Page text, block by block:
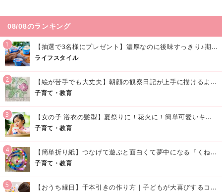
08/08のランキング
1 【抽選で3名様にプレゼント】濃厚なのに後味すっきり♪期間限定の「メイトーのなめらかプリン カルピス®入りソース」で夏を味わおう！
ライフスタイル
2 【絵が苦手でも大丈夫】朝顔の観察日記が上手に描けるようになる方法｜イラスト付き
子育て・教育
3 【女の子 浴衣の髪型】夏祭りに！花火に！簡単可愛いキッズの浴衣ヘアアレンジまとめ
子育て・教育
4 【簡単折り紙】つなげて遊ぶと面白くて夢中になる『くねくねへびさんの作り方』
子育て・教育
5 【おうち縁日】千本引きの作り方｜子どもが大喜びするコツやアイデア♪